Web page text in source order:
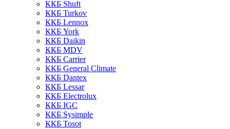
ККБ Shuft
ККБ Turkov
ККБ Lennox
ККБ York
ККБ Daikin
ККБ MDV
ККБ Carrier
ККБ General Climate
ККБ Dantex
ККБ Lessar
ККБ Electrolux
ККБ IGC
ККБ Sysimple
ККБ Tosot